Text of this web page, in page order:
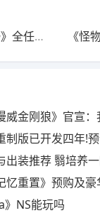
物打法及支线攻略
威金刚狼》官宣
制版已开发四年!
出装推荐 翳培养
重置》预购及豪华版
》NS能玩吗